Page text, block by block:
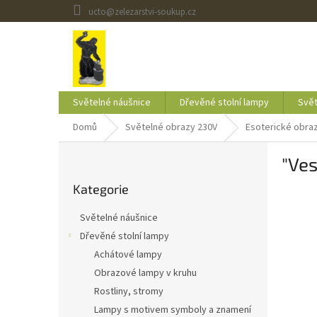
na
ucto@zelezarstvi-soukup.cz
Světelné náušnice Dřevěné stolní lampy
Domů
Světelné obrazy 230V Esoterické
kategorie
Kategorie
Světelné náušnice
Dřevěné stolní lampy
Achátové lampy
Obrazové lampy v kruhu
Rostliny, stromy
Lampy s motivem symboly a znamení